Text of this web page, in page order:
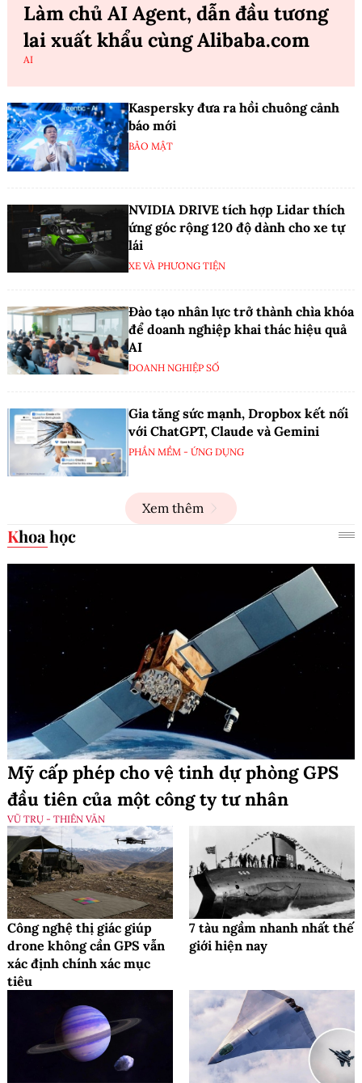
Làm chủ AI Agent, dẫn đầu tương
lai xuất khẩu cùng Alibaba.com
AI
Kaspersky đưa ra hồi chuông cảnh
báo mới
BẢO MẬT
NVIDIA DRIVE tích hợp Lidar thích
ứng góc rộng 120 độ dành cho xe tự
lái
XE VÀ PHƯƠNG TIỆN
Đào tạo nhân lực trở thành chìa khóa
để doanh nghiệp khai thác hiệu quả
AI
DOANH NGHIỆP SỐ
Gia tăng sức mạnh, Dropbox kết nối
với ChatGPT, Claude và Gemini
PHẦN MỀM - ỨNG DỤNG
Xem thêm
Khoa học
Mỹ cấp phép cho vệ tinh dự phòng GPS
đầu tiên của một công ty tư nhân
VŨ TRỤ - THIÊN VĂN
Công nghệ thị giác giúp
drone không cần GPS vẫn
xác định chính xác mục
tiêu
7 tàu ngầm nhanh nhất thế
giới hiện nay